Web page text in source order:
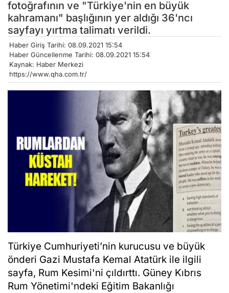
fotoğrafının ve "Türkiye'nin en büyük
kahramanı" başlığının yer aldığı 36'ncı
sayfayı yırtma talimatı verildi.
Haber Giriş Tarihi: 08.09.2021 15:54
Haber Güncellenme Tarihi: 08.09.2021 15:54
Kaynak: Haber Merkezi
https://www.qha.com.tr/
Türkiye Cumhuriyeti’nin kurucusu ve büyük
önderi Gazi Mustafa Kemal Atatürk ile ilgili
sayfa, Rum Kesimi'ni çıldırttı. Güney Kıbrıs
Rum Yönetimi'ndeki Eğitim Bakanlığı